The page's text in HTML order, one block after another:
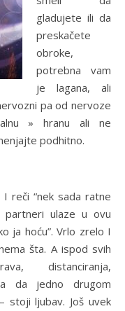
gladujete ili da
preskačete
obroke,
potrebna vam
je lagana, ali
pa od nervoze
» hranu ali ne
podhitno.
reči “nek sada ratne
partneri ulaze u ovu
ja hoću”. Vrlo zrelo I
šta. A ispod svih
distanciranja,
da jedno drugom
stoji ljubav. Još uvek